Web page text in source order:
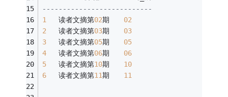
---------------------------
1
	读者文摘第
02
02
2
	读者文摘第
03
03
3
	读者文摘第
05
05
4
	读者文摘第
06
06
5
	读者文摘第
10
10
6
	读者文摘第
11 11